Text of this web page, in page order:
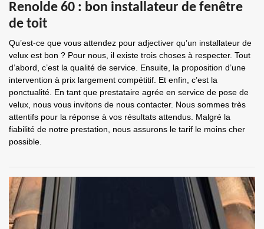
Renolde 60 : bon installateur de fenêtre
de toit
Qu’est-ce que vous attendez pour adjectiver qu’un installateur de
velux est bon ? Pour nous, il existe trois choses à respecter. Tout
d’abord, c’est la qualité de service. Ensuite, la proposition d’une
intervention à prix largement compétitif. Et enfin, c’est la
ponctualité. En tant que prestataire agrée en service de pose de
velux, nous vous invitons de nous contacter. Nous sommes très
attentifs pour la réponse à vos résultats attendus. Malgré la
fiabilité de notre prestation, nous assurons le tarif le moins cher
possible.